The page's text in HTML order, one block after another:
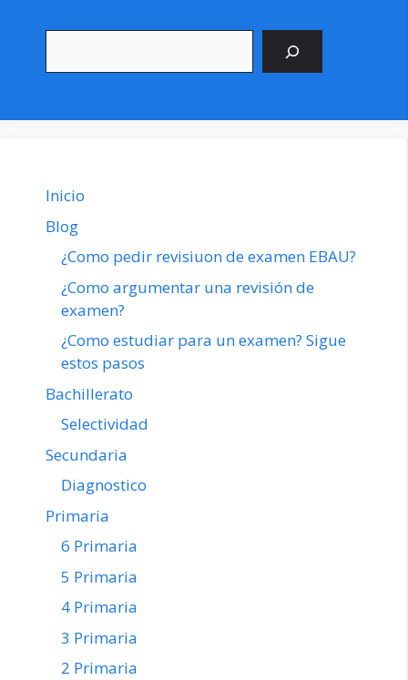
Inicio
Blog
¿Como pedir revisiuon de examen EBAU?
¿Como argumentar una revisión de
examen?
¿Como estudiar para un examen? Sigue
estos pasos
Bachillerato
Selectividad
Secundaria
Diagnostico
Primaria
6 Primaria
5 Primaria
4 Primaria
3 Primaria
2 Primaria